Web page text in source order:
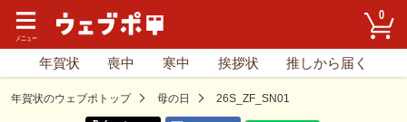
0
年賀状 喪中 寒中 挨拶状 推しから届く
年賀状のウェブポトップ 母の日 26S_ZF_SN01